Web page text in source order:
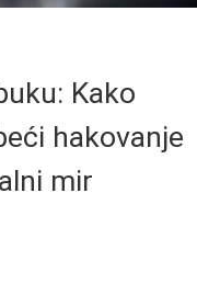
Kako
hakovanje
mir